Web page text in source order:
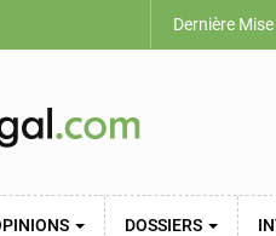
Dernière
DOSSIERS